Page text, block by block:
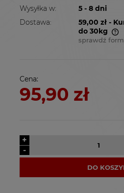
Wysyłka w:
5 - 8 dni
Dostawa:
59,00 zł -
do 30kg
Cena nie zawierasprawdź
Cena:
95,90 zł
-
+
DO